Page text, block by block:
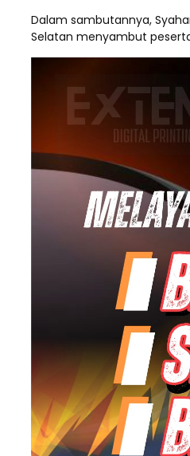
Dalam sambutannya,
Selatan menyambut